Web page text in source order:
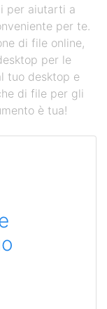
per aiutarti a
per te.
di file online,
per le
tuo desktop e
di file per gli
è tua!